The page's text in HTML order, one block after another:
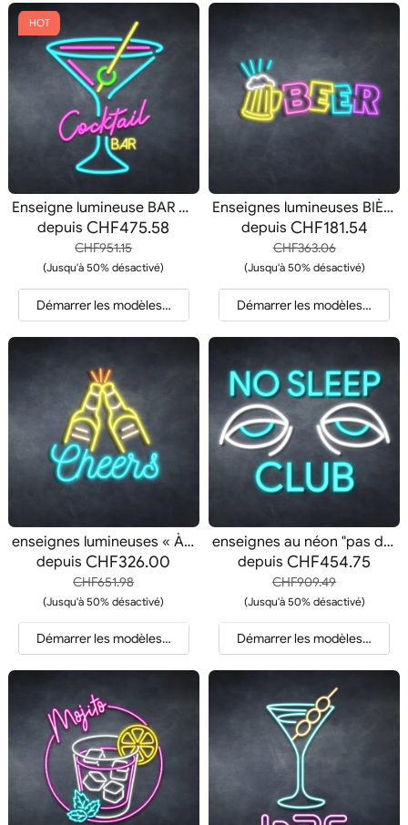
HOT
Enseigne lumineuse BAR À Cocktails
depuisCHF475.58
CHF951.15
(Jusqu'à 50% désactivé)
Démarrer les modèles et les devis
Enseignes lumineuses BIÈRE
depuis CHF181.54
CHF363.06
(Jusqu'à 50% désactivé)
Démarrer les modèles et les
enseignes lumineuses « À la vôtre ! »
depuisCHF326.00
CHF651.98
(Jusqu'à 50% désactivé)
Démarrer les modèles et les devis
enseignes au néon "pas de sommeil"
depuisCHF454.75
CHF909.49
(Jusqu'à 50% désactivé)
Démarrer les modèles et les